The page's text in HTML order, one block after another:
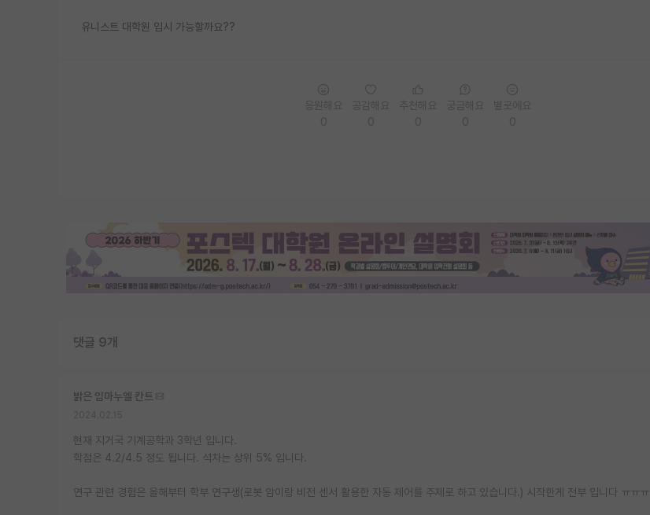
유니스트 대학원 입시 가능할까요??
댓글 9개
밝은 임마누엘 칸트
현재 지거국 기계공학과 3학년 입니다.
학점은 4.2/4.5 정도 됩니다. 석차는 상위 5% 입니다.
연구 관련 경험은 올해부터 학부 연구생(로봇 암이랑 비전 센서 활용한 자동 제어를 주제로 하고 있습니다.) 시작한게 전부 입니다 ㅠㅠㅠ